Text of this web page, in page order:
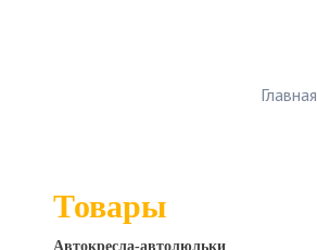
Главная
Товары
Автокресла-автолюльки